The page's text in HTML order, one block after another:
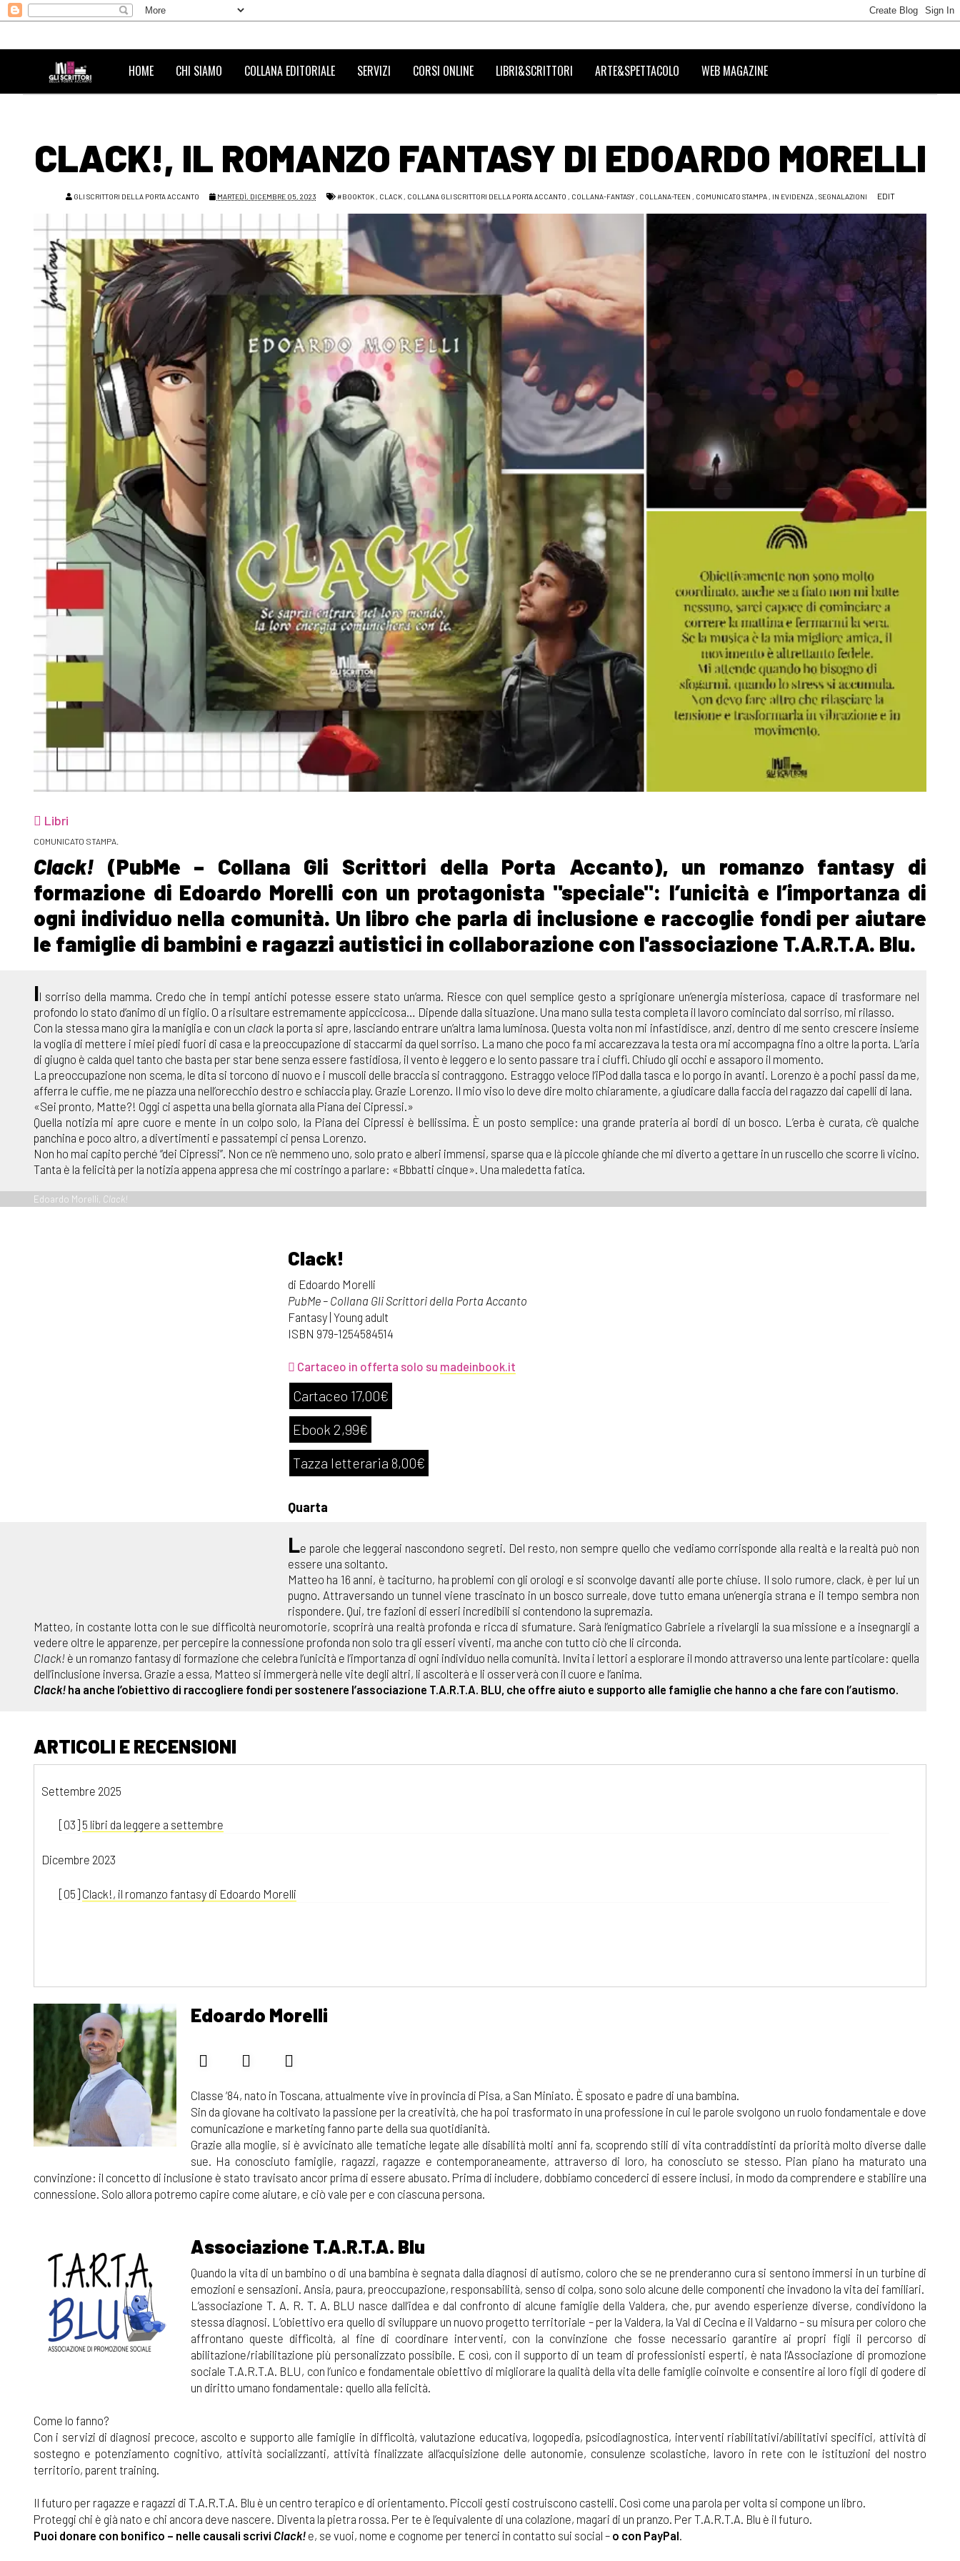
HOME CHI SIAMO COLLANA EDITORIALE SERVIZI CORSI ONLINE LIBRI&SCRITTORI ARTE&SPETTACOLO WEB MAGAZINE
CLACK!, IL ROMANZO FANTASY DI EDOARDO MORELLI
GLI SCRITTORI DELLA PORTA ACCANTO MARTEDÌ, DICEMBRE 05, 2023 #BOOKTOK, CLACK, COLLANA GLI SCRITTORI DELLA PORTA ACCANTO , COLLANA-FANTASY, COLLANA-TEEN , COMUNICATO STAMPA, IN EVIDENZA, SEGNALAZIONI EDIT
Libri
COMUNICATO STAMPA.
Clack! (PubMe – Collana Gli Scrittori della Porta Accanto), un romanzo fantasy di
formazione di Edoardo Morelli con un protagonista "speciale": l’unicità e l’importanza di
ogni individuo nella comunità. Un libro che parla di inclusione e raccoglie fondi per aiutare
le famiglie di bambini e ragazzi autistici in collaborazione con l'associazione T.A.R.T.A. Blu.
Il sorriso della mamma. Credo che in tempi antichi potesse essere stato un’arma. Riesce con quel semplice gesto a sprigionare un’energia misteriosa, capace di trasformare nel
profondo lo stato d’animo di un figlio. O a risultare estremamente appiccicosa… Dipende dalla situazione. Una mano sulla testa completa il lavoro cominciato dal sorriso, mi rilasso.
Con la stessa mano gira la maniglia e con un clack la porta si apre, lasciando entrare un’altra lama luminosa. Questa volta non mi infastidisce, anzi, dentro di me sento crescere insieme
la voglia di mettere i miei piedi fuori di casa e la preoccupazione di staccarmi da quel sorriso. La mano che poco fa mi accarezzava la testa ora mi accompagna fino a oltre la porta. L’aria
di giugno è calda quel tanto che basta per star bene senza essere fastidiosa, il vento è leggero e lo sento passare tra i ciuffi. Chiudo gli occhi e assaporo il momento.
La preoccupazione non scema, le dita si torcono di nuovo e i muscoli delle braccia si contraggono. Estraggo veloce l’iPod dalla tasca e lo porgo in avanti. Lorenzo è a pochi passi da me,
afferra le cuffie, me ne piazza una nell’orecchio destro e schiaccia play. Grazie Lorenzo. Il mio viso lo deve dire molto chiaramente, a giudicare dalla faccia del ragazzo dai capelli di lana.
«Sei pronto, Matte?! Oggi ci aspetta una bella giornata alla Piana dei Cipressi.»
Quella notizia mi apre cuore e mente in un colpo solo, la Piana dei Cipressi è bellissima. È un posto semplice: una grande prateria ai bordi di un bosco. L’erba è curata, c’è qualche
panchina e poco altro, a divertimenti e passatempi ci pensa Lorenzo.
Non ho mai capito perché “dei Cipressi”. Non ce n’è nemmeno uno, solo prato e alberi immensi, sparse qua e là piccole ghiande che mi diverto a gettare in un ruscello che scorre lì vicino.
Tanta è la felicità per la notizia appena appresa che mi costringo a parlare: «Bbbatti cinque». Una maledetta fatica.
Edoardo Morelli, Clack!
Clack!
di Edoardo Morelli
PubMe – Collana Gli Scrittori della Porta Accanto
Fantasy | Young adult
ISBN 979-1254584514
Cartaceo in offerta solo su madeinbook.it
Cartaceo 17,00€
Ebook 2,99€
Tazza letteraria 8,00€
Quarta
Le parole che leggerai nascondono segreti. Del resto, non sempre quello che vediamo corrisponde alla realtà e la realtà può non
essere una soltanto.
Matteo ha 16 anni, è taciturno, ha problemi con gli orologi e si sconvolge davanti alle porte chiuse. Il solo rumore, clack, è per lui un
pugno. Attraversando un tunnel viene trascinato in un bosco surreale, dove tutto emana un’energia strana e il tempo sembra non
rispondere. Qui, tre fazioni di esseri incredibili si contendono la supremazia.
Matteo, in costante lotta con le sue difficoltà neuromotorie, scoprirà una realtà profonda e ricca di sfumature. Sarà l’enigmatico Gabriele a rivelargli la sua missione e a insegnargli a
vedere oltre le apparenze, per percepire la connessione profonda non solo tra gli esseri viventi, ma anche con tutto ciò che li circonda.
Clack! è un romanzo fantasy di formazione che celebra l’unicità e l’importanza di ogni individuo nella comunità. Invita i lettori a esplorare il mondo attraverso una lente particolare: quella
dell’inclusione inversa. Grazie a essa, Matteo si immergerà nelle vite degli altri, li ascolterà e li osserverà con il cuore e l’anima.
Clack! ha anche l’obiettivo di raccogliere fondi per sostenere l’associazione T.A.R.T.A. BLU, che offre aiuto e supporto alle famiglie che hanno a che fare con l’autismo.
ARTICOLI E RECENSIONI
Settembre 2025
[03] 5 libri da leggere a settembre
Dicembre 2023
[05] Clack!, il romanzo fantasy di Edoardo Morelli
Edoardo Morelli
Classe ‘84, nato in Toscana, attualmente vive in provincia di Pisa, a San Miniato. È sposato e padre di una bambina.
Sin da giovane ha coltivato la passione per la creatività, che ha poi trasformato in una professione in cui le parole svolgono un ruolo fondamentale e dove
comunicazione e marketing fanno parte della sua quotidianità.
Grazie alla moglie, si è avvicinato alle tematiche legate alle disabilità molti anni fa, scoprendo stili di vita contraddistinti da priorità molto diverse dalle
sue. Ha conosciuto famiglie, ragazzi, ragazze e contemporaneamente, attraverso di loro, ha conosciuto se stesso. Pian piano ha maturato una
convinzione: il concetto di inclusione è stato travisato ancor prima di essere abusato. Prima di includere, dobbiamo concederci di essere inclusi, in modo da comprendere e stabilire una
connessione. Solo allora potremo capire come aiutare, e ciò vale per e con ciascuna persona.
Associazione T.A.R.T.A. Blu
Quando la vita di un bambino o di una bambina è segnata dalla diagnosi di autismo, coloro che se ne prenderanno cura si sentono immersi in un turbine di
emozioni e sensazioni. Ansia, paura, preoccupazione, responsabilità, senso di colpa, sono solo alcune delle componenti che invadono la vita dei familiari.
L’associazione T. A. R. T. A. BLU nasce dall’idea e dal confronto di alcune famiglie della Valdera, che, pur avendo esperienze diverse, condividono la
stessa diagnosi. L’obiettivo era quello di sviluppare un nuovo progetto territoriale – per la Valdera, la Val di Cecina e il Valdarno – su misura per coloro che
affrontano queste difficoltà, al fine di coordinare interventi, con la convinzione che fosse necessario garantire ai propri figli il percorso di
abilitazione/riabilitazione più personalizzato possibile. E così, con il supporto di un team di professionisti esperti, è nata l’Associazione di promozione
sociale T.A.R.T.A. BLU, con l’unico e fondamentale obiettivo di migliorare la qualità della vita delle famiglie coinvolte e consentire ai loro figli di godere di
un diritto umano fondamentale: quello alla felicità.
Come lo fanno?
Con i servizi di diagnosi precoce, ascolto e supporto alle famiglie in difficoltà, valutazione educativa, logopedia, psicodiagnostica, interventi riabilitativi/abilitativi specifici, attività di
sostegno e potenziamento cognitivo, attività socializzanti, attività finalizzate all’acquisizione delle autonomie, consulenze scolastiche, lavoro in rete con le istituzioni del nostro
territorio, parent training.
Il futuro per ragazze e ragazzi di T.A.R.T.A. Blu è un centro terapico e di orientamento. Piccoli gesti costruiscono castelli. Così come una parola per volta si compone un libro.
Proteggi chi è già nato e chi ancora deve nascere. Diventa la pietra rossa. Per te è l’equivalente di una colazione, magari di un pranzo. Per T.A.R.T.A. Blu è il futuro.
Puoi donare con bonifico – nelle causali scrivi Clack! e, se vuoi, nome e cognome per tenerci in contatto sui social – o con PayPal